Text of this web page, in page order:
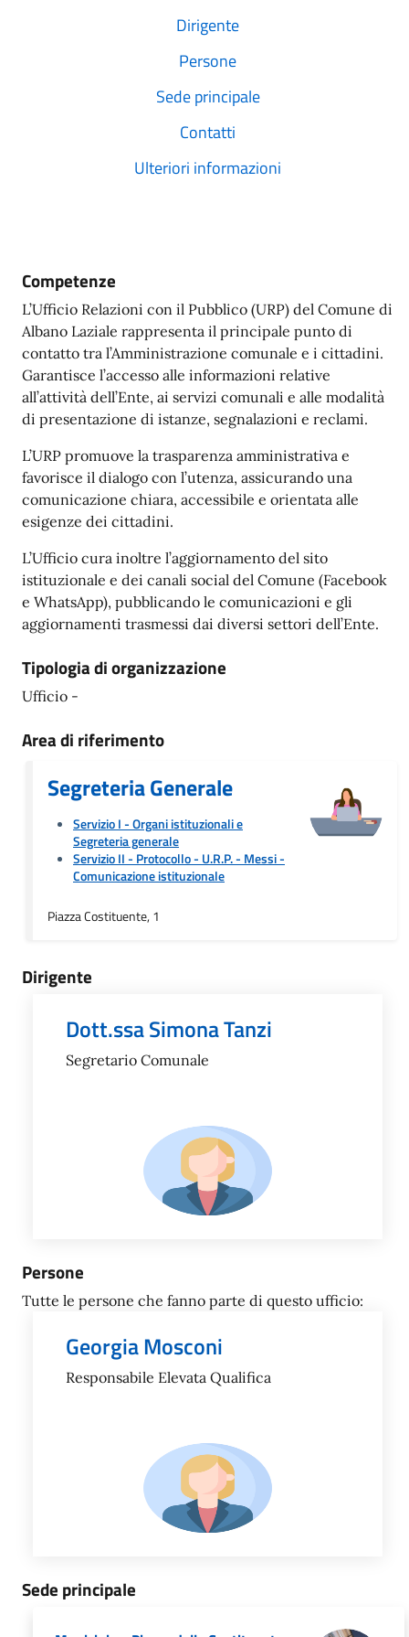
Dirigente
Persone
Sede principale
Contatti
Ulteriori informazioni
Competenze
L’Ufficio Relazioni con il Pubblico (URP) del Comune di
Albano Laziale rappresenta il principale punto di
contatto tra l’Amministrazione comunale e i cittadini.
Garantisce l’accesso alle informazioni relative
all’attività dell’Ente, ai servizi comunali e alle modalità
di presentazione di istanze, segnalazioni e reclami.
L’URP promuove la trasparenza amministrativa e
favorisce il dialogo con l’utenza, assicurando una
comunicazione chiara, accessibile e orientata alle
esigenze dei cittadini.
L’Ufficio cura inoltre l’aggiornamento del sito
istituzionale e dei canali social del Comune (Facebook
e WhatsApp), pubblicando le comunicazioni e gli
aggiornamenti trasmessi dai diversi settori dell’Ente.
Tipologia di organizzazione
Ufficio -
Area di riferimento
Segreteria Generale
Servizio I - Organi istituzionali e
Segreteria generale
Servizio II - Protocollo - U.R.P. - Messi-
Comunicazione istituzionale
Piazza Costituente, 1
Dirigente
Dott.ssa Simona Tanzi
Segretario Comunale
Persone
Tutte le persone che fanno parte di questo ufficio:
Georgia Mosconi
Responsabile Elevata Qualifica
Sede principale